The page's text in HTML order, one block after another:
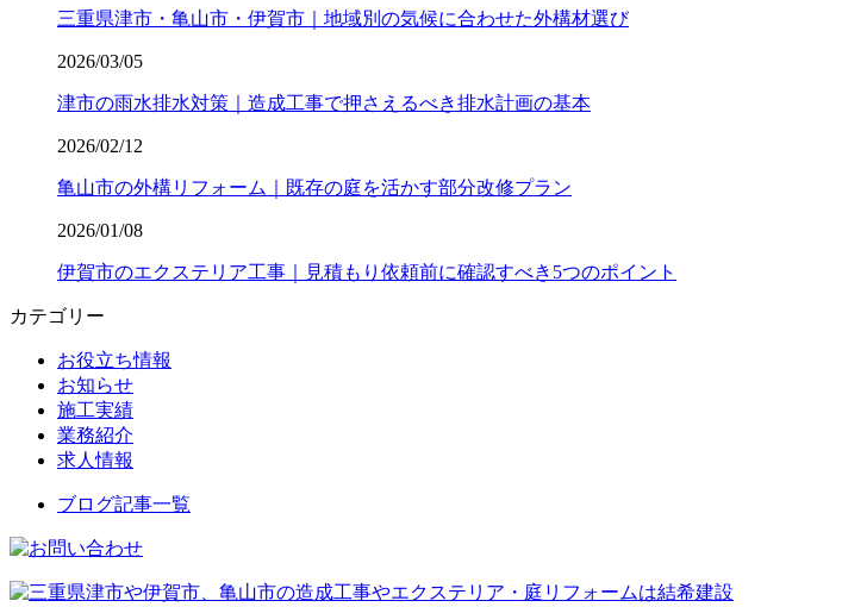
三重県津市・亀山市・伊賀市｜地域別の気候に合わせた外構材選び
2026/03/05
津市の雨水排水対策｜造成工事で押さえるべき排水計画の基本
2026/02/12
亀山市の外構リフォーム｜既存の庭を活かす部分改修プラン
2026/01/08
伊賀市のエクステリア工事｜見積もり依頼前に確認すべき5つのポイント
カテゴリー
お役立ち情報
お知らせ
施工実績
業務紹介
求人情報
ブログ記事一覧